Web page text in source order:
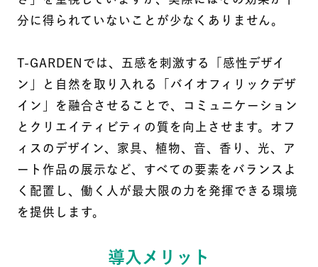
分に得られていないことが少なくありません。
T-GARDENでは、五感を刺激する「感性デザイ
ン」と自然を取り入れる「バイオフィリックデザ
イン」を融合させることで、コミュニケーション
とクリエイティビティの質を向上させます。オフ
ィスのデザイン、家具、植物、音、香り、光、ア
ート作品の展示など、すべての要素をバランスよ
く配置し、働く人が最大限の力を発揮できる環境
を提供します。
導入メリット